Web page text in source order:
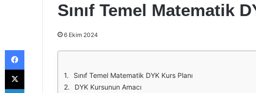
Sınıf Temel Matematik
6 Ekim 2024
Sınıf Temel Matematik DYK Kurs Planı
DYK Kursunun Amacı
Facebook
X
LinkedIn